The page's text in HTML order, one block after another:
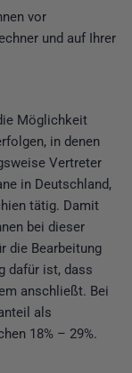
vor
und auf Ihrer
Möglichkeit
in denen
Vertreter
in Deutschland,
tätig. Damit
bei dieser
die Bearbeitung
dafür ist, dass
anschließt. Bei
als
18% – 29%.